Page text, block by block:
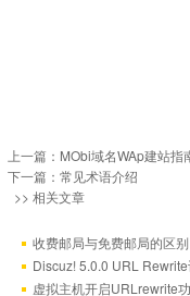
上一篇： MObi域名WAp建站指
下一篇： 常见术语介绍
>> 相关文章
收费邮局与免费邮局的区别
Discuz! 5.0.0 URL
虚拟主机开启URLrewrite